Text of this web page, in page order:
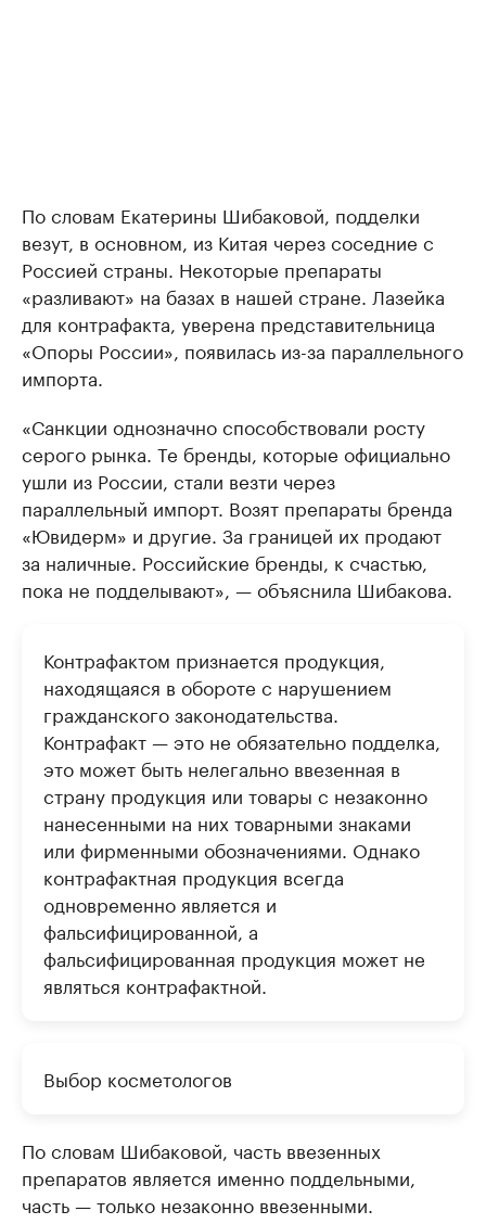
По словам Екатерины Шибаковой, подделки
везут, в основном, из Китая через соседние с
Россией страны. Некоторые препараты
«разливают» на базах в нашей стране. Лазейка
для контрафакта, уверена представительница
«Опоры России», появилась из-за параллельного
импорта.
«Санкции однозначно способствовали росту
серого рынка. Те бренды, которые официально
ушли из России, стали везти через
параллельный импорт. Возят препараты бренда
«Ювидерм» и другие. За границей их продают
за наличные. Российские бренды, к счастью,
пока не подделывают», — объяснила Шибакова.
Контрафактом признается продукция,
находящаяся в обороте с нарушением
гражданского законодательства.
Контрафакт — это не обязательно подделка,
это может быть нелегально ввезенная в
страну продукция или товары с незаконно
нанесенными на них товарными знаками
или фирменными обозначениями. Однако
контрафактная продукция всегда
одновременно является и
фальсифицированной, а
фальсифицированная продукция может не
являться контрафактной.
Выбор косметологов
По словам Шибаковой, часть ввезенных
препаратов является именно поддельными,
часть — только незаконно ввезенными.